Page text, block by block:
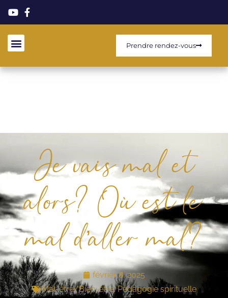
Prendre rendez-vous
Je vais mal et
alors? Où est le
mal d’aller mal?
février 8, 2025
Mal-être/Bien-être,Pédagogie spirituelle